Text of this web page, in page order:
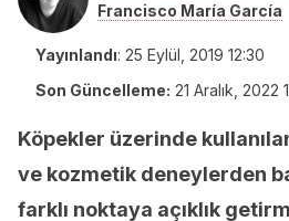
Francisco María García
Yayınlandı: 25 Eylül, 2019 12:30
Son Güncelleme: 21 Aralık, 2022
Köpekler üzerinde
ve kozmetik deneylerden
farklı noktaya açıklık